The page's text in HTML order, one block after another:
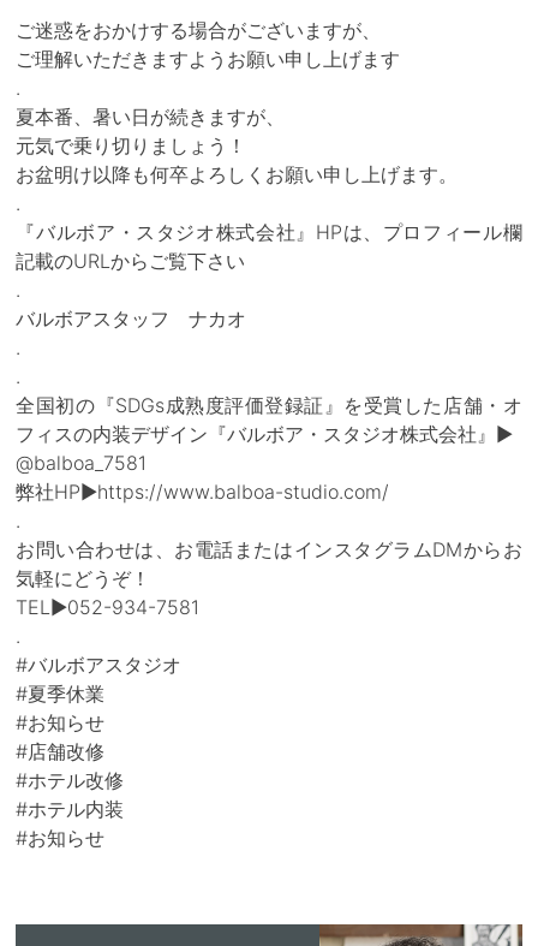
ご迷惑をおかけする場合がございますが、
ご理解いただきますようお願い申し上げます
.
夏本番、暑い日が続きますが、
元気で乗り切りましょう！
お盆明け以降も何卒よろしくお願い申し上げます。
.
『バルボア・スタジオ株式会社』HPは、プロフィール欄
記載のURLからご覧下さい
.
バルボアスタッフ ナカオ
.
.
全国初の『SDGs成熟度評価登録証』を受賞した店舗・オ
フィスの内装デザイン『バルボア・スタジオ株式会社』▶
@balboa_7581
弊社HP▶https://www.balboa-studio.com/
.
お問い合わせは、お電話またはインスタグラムDMからお
気軽にどうぞ！
TEL▶052-934-7581
.
#バルボアスタジオ
#夏季休業
#お知らせ
#店舗改修
#ホテル改修
#ホテル内装
#お知らせ